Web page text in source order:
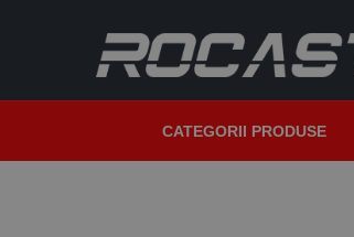
CATEGORII PRODUSE